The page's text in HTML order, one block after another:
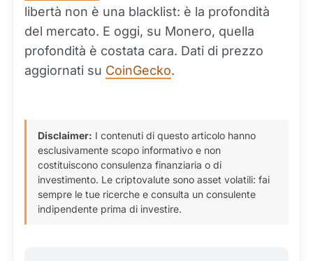
libertà non è una blacklist: è la profondità
del mercato. E oggi, su Monero, quella
profondità è costata cara. Dati di prezzo
aggiornati su CoinGecko.
Disclaimer: I contenuti di questo articolo hanno
esclusivamente scopo informativo e non
costituiscono consulenza finanziaria o di
investimento. Le criptovalute sono asset volatili: fai
sempre le tue ricerche e consulta un consulente
indipendente prima di investire.